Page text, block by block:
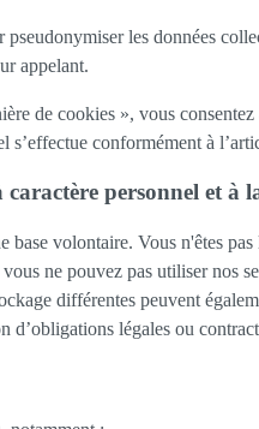
les données
appelant.
de cookies », vous
s’effectue conformément à
personnel et à
base volontaire. Vous n'êtes
ne pouvez pas utiliser nos
différentes peuvent
d’obligations légales ou